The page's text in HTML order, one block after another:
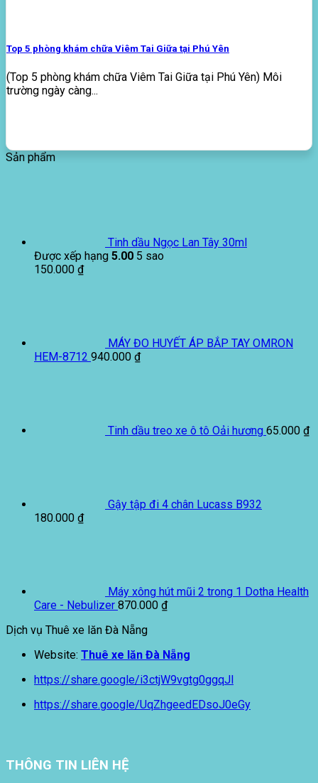
Top 5 phòng khám chữa Viêm Tai Giữa tại Phú Yên
(Top 5 phòng khám chữa Viêm Tai Giữa tại Phú Yên) Môi
trường ngày càng...
Sản phẩm
Tinh dầu Ngọc Lan Tây 30ml
Được xếp hạng 5.00 5 sao
150.000 ₫
MÁY ĐO HUYẾT ÁP BẮP TAY OMRON
HEM-8712 940.000 ₫
Tinh dầu treo xe ô tô Oải hương 65.000 ₫
Gậy tập đi 4 chân Lucass B932
180.000 ₫
Máy xông hút mũi 2 trong 1 Dotha Health
Care - Nebulizer 870.000 ₫
Dịch vụ Thuê xe lăn Đà Nẵng
Website: Thuê xe lăn Đà Nẵng
https://share.google/i3ctjW9vgtg0ggqJl
https://share.google/UqZhgeedEDsoJ0eGy
THÔNG TIN LIÊN HỆ